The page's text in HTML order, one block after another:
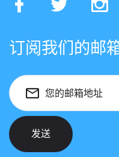
订阅我们的邮
您的邮箱地址
发送